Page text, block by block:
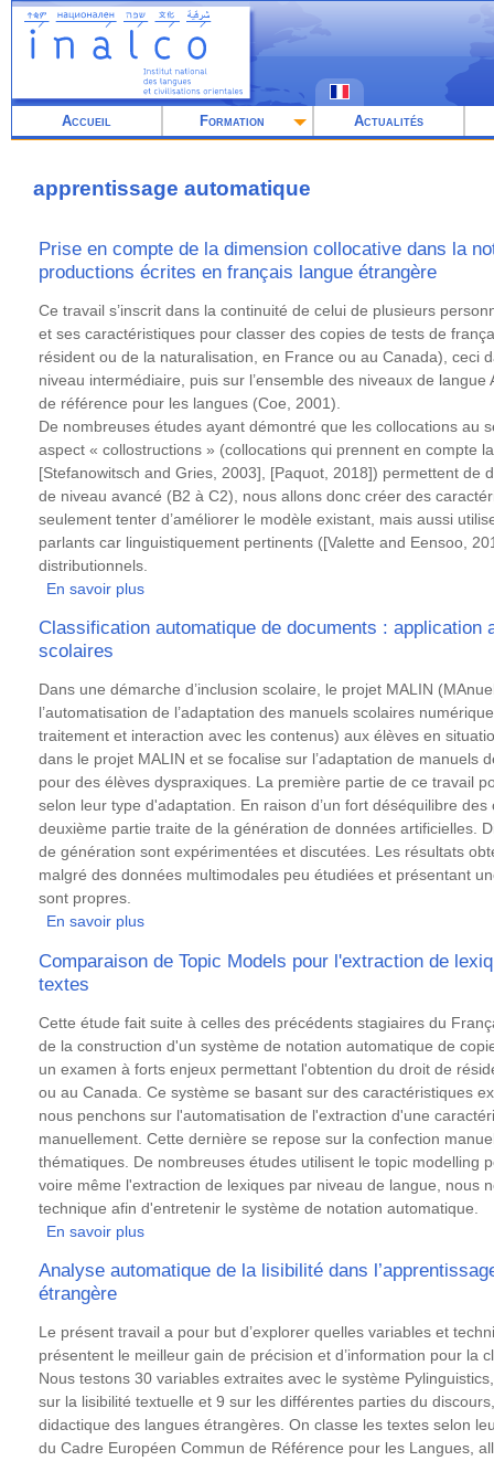
Aller
contenu
Accueil Formation Actualités
apprentissage automatique
Prise en compte de la dimension collocative dans la
productions écrites en français langue étrangère
Résumé
Ce travail s’inscrit dans la continuité de celui de plusieurs
et ses caractéristiques pour classer des copies de tests de
résident ou de la naturalisation, en France ou au Canada), ceci
niveau intermédiaire, puis sur l’ensemble des niveaux de
de référence pour les langues (Coe, 2001).
De nombreuses études ayant démontré que les collocations au
aspect « collostructions » (collocations qui prennent en compte
[Stefanowitsch and Gries, 2003], [Paquot, 2018]) permettent de
de niveau avancé (B2 à C2), nous allons donc créer des
seulement tenter d’améliorer le modèle existant, mais aussi
parlants car linguistiquement pertinents ([Valette and Eensoo,
distributionnels.
En savoir plus
en
dimension
collocative
dans
la
notation
automatique
de
français
Classification automatique de documents : application
scolaires
Résumé
Dans une démarche d’inclusion scolaire, le projet MALIN
l’automatisation de l’adaptation des manuels scolaires
traitement et interaction avec les contenus) aux élèves en
dans le projet MALIN et se focalise sur l’adaptation de manuels
pour des élèves dyspraxiques. La première partie de ce travail
selon leur type d'adaptation. En raison d’un fort déséquilibre
deuxième partie traite de la génération de données artificielles.
de génération sont expérimentées et discutées. Les résultats
malgré des données multimodales peu étudiées et présentant
sont propres.
En savoir plus
automatique
documents
application
aux
exercices
de
manuels
scolaires
Comparaison de Topic Models pour l'extraction de
textes
Résumé
Cette étude fait suite à celles des précédents stagiaires du
de la construction d'un système de notation automatique de
un examen à forts enjeux permettant l'obtention du droit de
ou au Canada. Ce système se basant sur des caractéristiques
nous penchons sur l'automatisation de l'extraction d'une
manuellement. Cette dernière se repose sur la confection
thématiques. De nombreuses études utilisent le topic modelling
voire même l'extraction de lexiques par niveau de langue, nous
technique afin d'entretenir le système de notation automatique.
En savoir plus
de
Models
pour
l'extraction
de
lexique
et
Analyse automatique de la lisibilité dans
étrangère
Résumé
Le présent travail a pour but d’explorer quelles variables et
présentent le meilleur gain de précision et d’information pour la
Nous testons 30 variables extraites avec le système
sur la lisibilité textuelle et 9 sur les différentes parties du
didactique des langues étrangères. On classe les textes selon
du Cadre Européen Commun de Référence pour les Langues,